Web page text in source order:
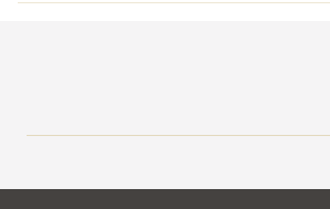
Rólunk
Büntető-eljárásjogi Tanszék